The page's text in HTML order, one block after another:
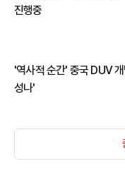
진행중
'역사적 순간' 중국 DUV
성나'